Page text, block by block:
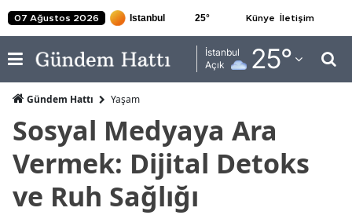
07 Ağustos 2026 25° Künye İletişim
İstanbul
Açık
25°
Adana
Adıyaman
Ağrı
Amasya
Gündem Hattı Yaşam
Sosyal Medyaya Ara
Vermek: Dijital Detoks
ve Ruh Sağlığı